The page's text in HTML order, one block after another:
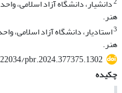
دانشیار، دانشگاه آزاد اسلامی،
هنر.
3استادیار، دانشگاه آزاد اسلامی،
هنر.
pbr.2024.377375.1302
چکیده